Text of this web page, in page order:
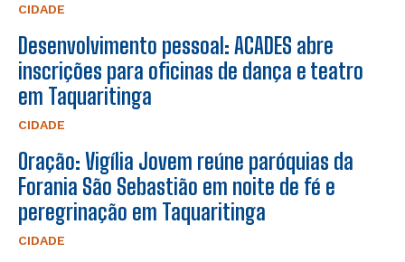
CIDADE
Desenvolvimento pessoal: ACADES abre
inscrições para oficinas de dança e teatro
em Taquaritinga
CIDADE
Oração: Vigília Jovem reúne paróquias da
Forania São Sebastião em noite de fé e
peregrinação em Taquaritinga
CIDADE